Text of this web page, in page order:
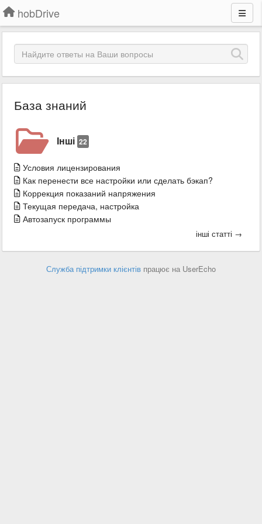
hobDrive
База знаний
Інші 22
Условия лицензирования
Как перенести все настройки или сделать бэкап?
Коррекция показаний напряжения
Текущая передача, настройка
Автозапуск программы
інші статті →
Служба підтримки клієнтів працює на UserEcho